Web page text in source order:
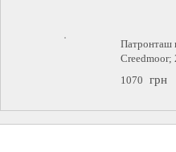
Патронташ
Creedmoor;
1070 грн